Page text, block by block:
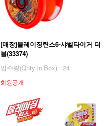
[매장]블레이징틴스6-샤벨타이거 더
블(33374)
입수량(Qnty in Box) : 24
회원공개